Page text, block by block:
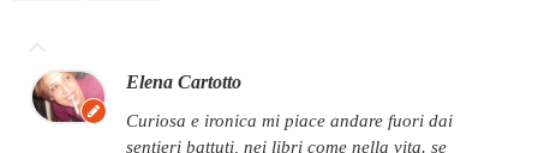
Elena Cartotto
curiosa e ironica mi piace andare fuori dai
sentieri battuti, nei libri come nella vita. se